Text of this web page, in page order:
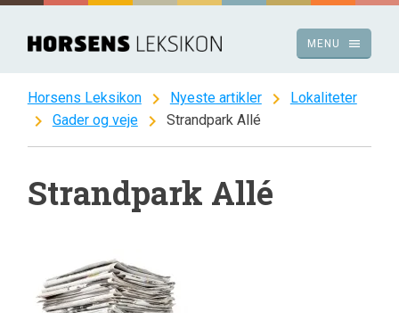
Spring
indhold
menu
MENU
Horsens Leksikon chevron_right Nyeste artikler chevron_right Lokaliteter
chevron_right Gader og veje chevron_right Strandpark Allé
Strandpark Allé